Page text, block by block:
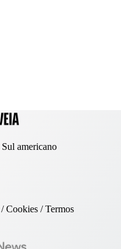
americano
/Cookies/Termos